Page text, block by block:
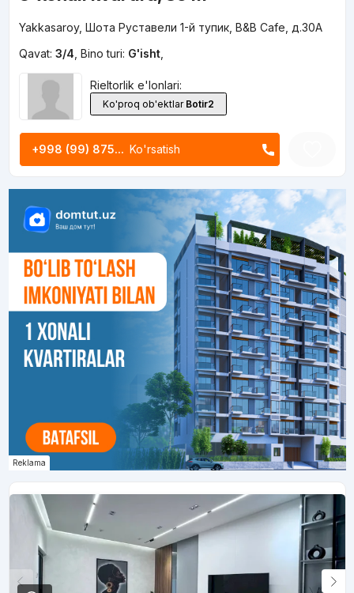
Yakkasaroy, Шота Руставели 1-й тупик, B&B Cafe, д.30A
Qavat: 3/4 Bino turi: G'isht,
Rieltorlik e'lonlari:
Ko'proq ob'ektlar Botir2
+998 (99) 875... Ko'rsatish
Reklama